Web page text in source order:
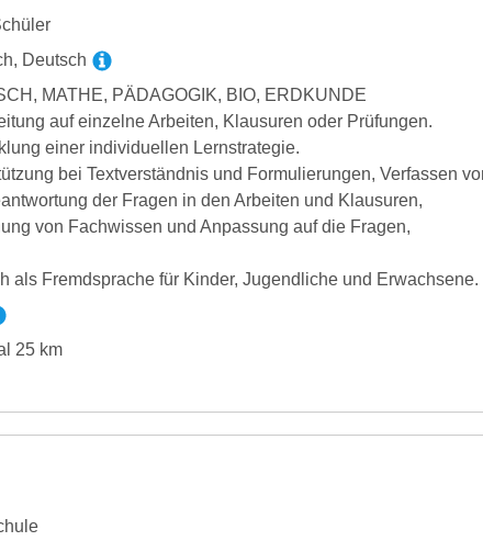
Deutsch
MATHE, PÄDAGOGIK, BIO, ERDKUNDE
auf einzelne Arbeiten, Klausuren oder Prüfungen.
einer individuellen Lernstrategie.
bei Textverständnis und Formulierungen, Verfassen
der Fragen in den Arbeiten und Klausuren,
von Fachwissen und Anpassung auf die Fragen,
als Fremdsprache für Kinder, Jugendliche und Erwachsene.
25 km